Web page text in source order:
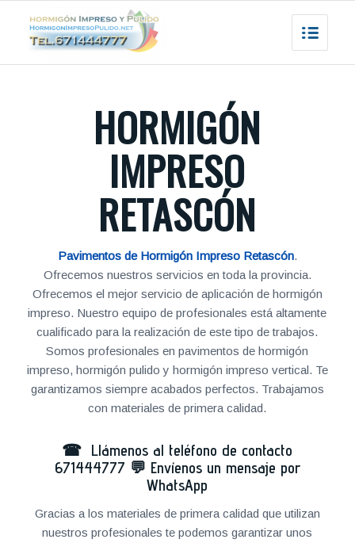
HORMIGÓN
IMPRESO
RETASCÓN
Pavimentos de Hormigón Impreso Retascón.
Ofrecemos nuestros servicios en toda la provincia.
Ofrecemos el mejor servicio de aplicación de hormigón
impreso. Nuestro equipo de profesionales está altamente
cualificado para la realización de este tipo de trabajos.
Somos profesionales en pavimentos de hormigón
impreso, hormigón pulido y hormigón impreso vertical. Te
garantizamos siempre acabados perfectos. Trabajamos
con materiales de primera calidad.
☎ Llámenos al teléfono de contacto
671444777 💬 Envíenos un mensaje por
WhatsApp
Gracias a los materiales de primera calidad que utilizan
nuestros profesionales te podemos garantizar unos